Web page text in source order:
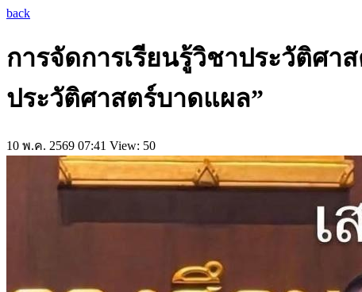
back
การจัดการเรียนรู้วิชาประวัติศ
ประวัติศาสตร์บาดแผล”
10 พ.ค. 2569 07:41 View: 50